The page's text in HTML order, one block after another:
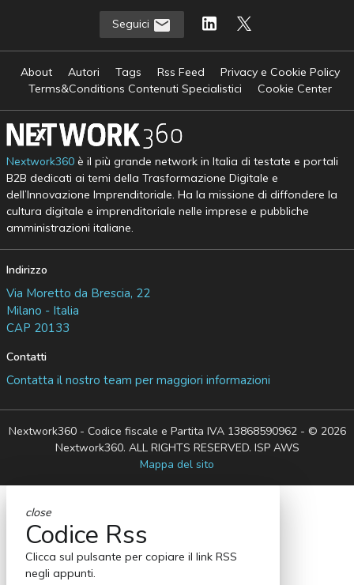
Seguici
About Autori Tags Rss Feed
Privacy e Cookie Policy
Terms&Conditions Contenuti Specialistici
Cookie Center
Nextwork360è il più grande network in Italia di testate e portali
B2B dedicati ai temi della Trasformazione Digitale e
dell’Innovazione Imprenditoriale. Ha la missione di diffondere la
cultura digitale e imprenditoriale nelle imprese e pubbliche
amministrazioni italiane.
Indirizzo
Via Moretto da Brescia, 22
Milano - Italia
CAP 20133
Contatti
Contatta il nostro team per maggiori informazioni
Nextwork360 - Codice fiscale e Partita IVA 13868590962 - © 2026
Nextwork360. ALL RIGHTS RESERVED. ISP AWS
Mappa del sito
close
Codice Rss
Clicca sul pulsante per copiare il link RSS
negli appunti.